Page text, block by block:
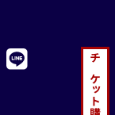
チケット購入